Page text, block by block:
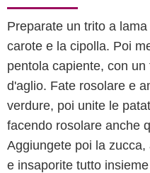
Preparate un trito a
carote e la cipolla. Poi
pentola capiente, con
d'aglio. Fate rosolare e
verdure, poi unite le
facendo rosolare anche
Aggiungete poi la
e insaporite tutto